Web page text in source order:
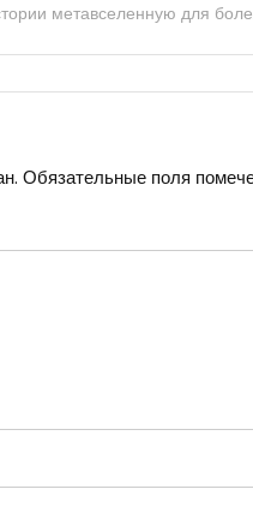
метавселенную для
Обязательные поля